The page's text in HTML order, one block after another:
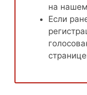
на
Если